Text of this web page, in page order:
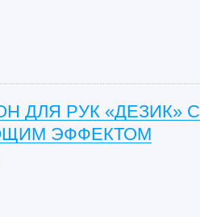
ДЛЯ РУК «ДЕЗИК» С
ЭФФЕКТОМ